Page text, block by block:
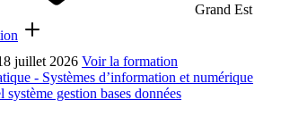
Grand Est
juillet 2026 Voir la formation
- Systèmes d’information et numérique
système gestion bases données